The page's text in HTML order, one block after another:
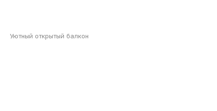
Уютный открытый балкон